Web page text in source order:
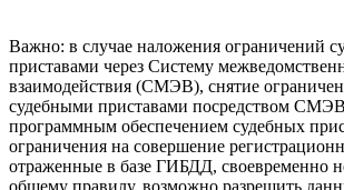
Важно: в случае наложения ограничений
приставами через Систему
взаимодействия (СМЭВ), снятие
судебными приставами посредством
программным обеспечением судебных
ограничения на совершение
отраженные в базе ГИБДД, своевременно